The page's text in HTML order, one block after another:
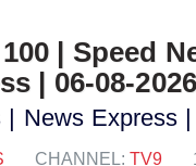
| Speed
| 06-08-
News Express
CHANNEL: TV9